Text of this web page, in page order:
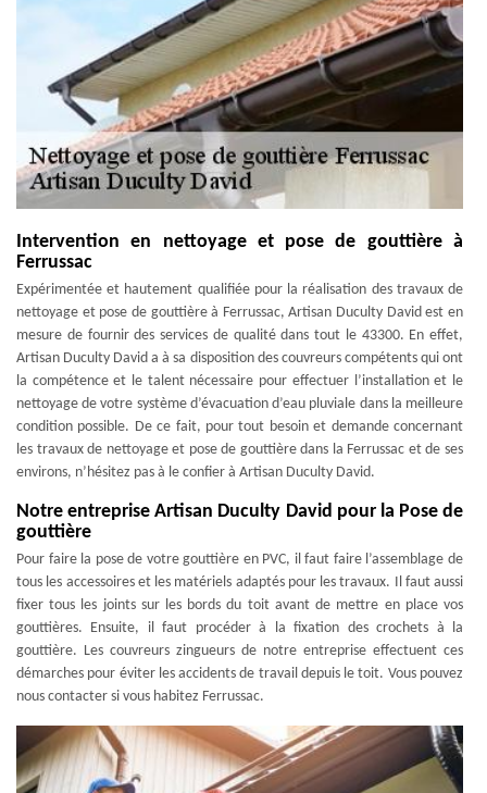
Intervention en nettoyage et pose de gouttière à
Ferrussac
Expérimentée et hautement qualifiée pour la réalisation des travaux de
nettoyage et pose de gouttière à Ferrussac, Artisan Duculty David est en
mesure de fournir des services de qualité dans tout le 43300. En effet,
Artisan Duculty David a à sa disposition des couvreurs compétents qui ont
la compétence et le talent nécessaire pour effectuer l’installation et le
nettoyage de votre système d’évacuation d’eau pluviale dans la meilleure
condition possible. De ce fait, pour tout besoin et demande concernant
les travaux de nettoyage et pose de gouttière dans la Ferrussac et de ses
environs, n’hésitez pas à le confier à Artisan Duculty David.
Notre entreprise Artisan Duculty David pour la Pose de
gouttière
Pour faire la pose de votre gouttière en PVC, il faut faire l’assemblage de
tous les accessoires et les matériels adaptés pour les travaux. Il faut aussi
fixer tous les joints sur les bords du toit avant de mettre en place vos
gouttières. Ensuite, il faut procéder à la fixation des crochets à la
gouttière. Les couvreurs zingueurs de notre entreprise effectuent ces
démarches pour éviter les accidents de travail depuis le toit. Vous pouvez
nous contacter si vous habitez Ferrussac.